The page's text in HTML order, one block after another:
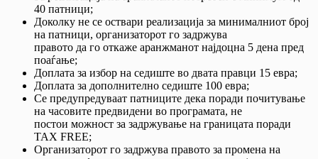
40 патници;
Доколку не се оствари реализација за минималниот број
на патници, организаторот го задржува
правото да го откаже аранжманот најдоцна 5 дена пред
поаѓање;
Доплата за избор на седиште во двата правци 15 евра;
Доплата за дополнително седиште 100 евра;
Се предупредуваат патниците дека поради почитување
на часовите предвидени во програмата, не
постои можност за задржување на границата поради
TAX FREE;
Организаторот го задржува правото за промена на